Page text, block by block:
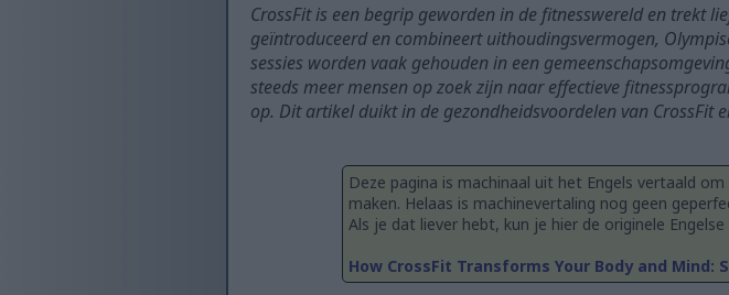
CrossFit is een begrip geworden in de fitnesswereld en trekt
geïntroduceerd en combineert uithoudingsvermogen,
sessies worden vaak gehouden in een
steeds meer mensen op zoek zijn naar effectieve
op. Dit artikel duikt in de gezondheidsvoordelen van CrossFit
Deze pagina is machinaal uit het Engels vertaald
maken. Helaas is machinevertaling nog geen
Als je dat liever hebt, kun je hier de originele Engelse
How CrossFit Transforms Your Body and Mind: